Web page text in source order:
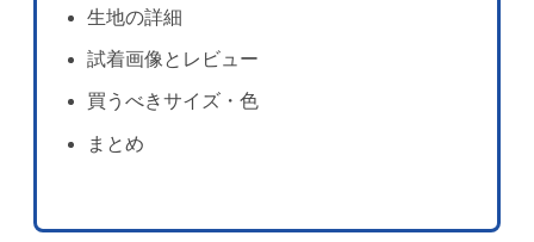
生地の詳細
試着画像とレビュー
買うべきサイズ・色
まとめ